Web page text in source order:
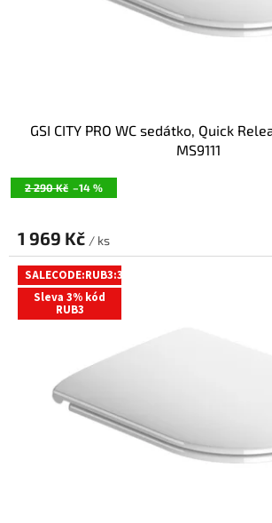
2 290 Kč –14 %
GSI CITY PRO WC sedátko, Quick
MS9111
1 969 Kč / ks
SALECODE:RUB3:3:%
Sleva 3% kód
RUB3